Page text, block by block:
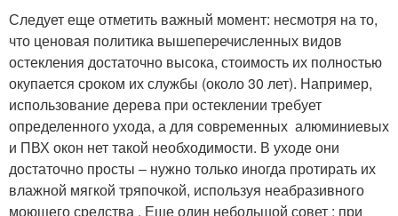
Следует еще отметить важный момент: несмотря на то,
что ценовая политика вышеперечисленных видов
остекления достаточно высока, стоимость их полностью
окупается сроком их службы (около 30 лет). Например,
использование дерева при остеклении требует
определенного ухода, а для современных алюминиевых
и ПВХ окон нет такой необходимости. В уходе они
достаточно просты – нужно только иногда протирать их
влажной мягкой тряпочкой, используя неабразивного
моющего средства . Еще один небольшой совет : при